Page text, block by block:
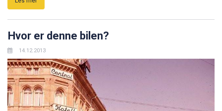
Hvor er denne bilen?
14.12.2013